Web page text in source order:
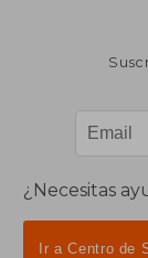
¿Necesitas
Ir a Centro de